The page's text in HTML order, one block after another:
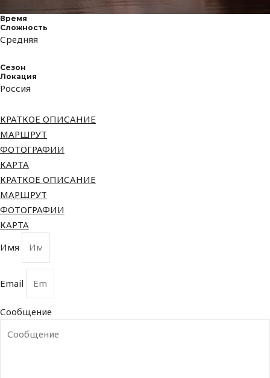
Время
Сложность
Средняя
Сезон
Локация
Россия
КРАТКОЕ ОПИСАНИЕ
МАРШРУТ
ФОТОГРАФИИ
КАРТА
КРАТКОЕ ОПИСАНИЕ
МАРШРУТ
ФОТОГРАФИИ
КАРТА
Имя
Email
Сообщение